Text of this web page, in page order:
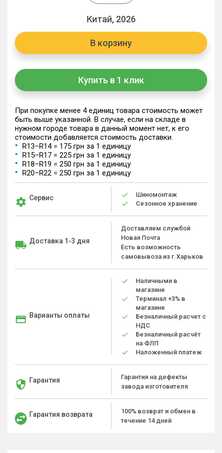
Китай, 2026
В корзину
Купить в 1 клик
При покупке менее 4 единиц товара стоимость может
быть выше указанной. В случае, если на складе в
нужном городе товара в данный момент нет, к его
стоимости добавляется стоимость доставки.
R13–R14 = 175 грн за 1 единицу
R15–R17 = 225 грн за 1 единицу
R18–R19 = 250 грн за 1 единицу
R20–R22 = 250 грн за 1 единицу
Сервис
Шиномонтаж
Сезонное хранение
Доставка 1-3 дня
Доставляем службой
Новая Почта
Есть возможность
самовывоза из г.Харьков
Варианты оплаты
Наличными в
магазине
Терминал +3% в
магазине
Безналичный расчет с
НДС
Безналичный расчёт
на ФЛП
Наложенный платеж
Гарантия
Гарантия на дефекты
завода изготовителя
Гарантия возврата
100% возврат и обмен в
течение 14 дней